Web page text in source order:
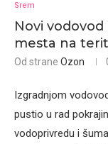
Srem
Novi
mesta na
Od strane Ozon
Izgradnjom
pustio u rad
vodoprivredu i